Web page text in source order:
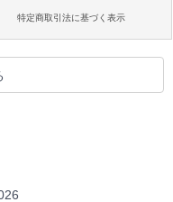
特定商取引法に基づく表示